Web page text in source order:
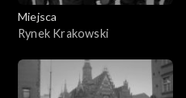
Miejsca
Rynek Krakowski